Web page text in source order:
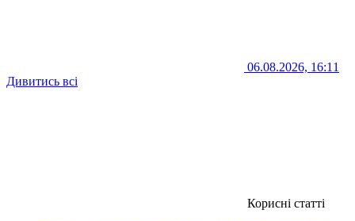
06.08.2026, 16:11
Дивитись всі
Корисні статті